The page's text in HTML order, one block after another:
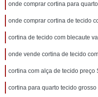
onde comprar cortina para
onde comprar cortina de tecido
cortina de tecido com blecaute
onde vende cortina de tecido
cortina com alça de tecido preço
cortina para quarto tecido